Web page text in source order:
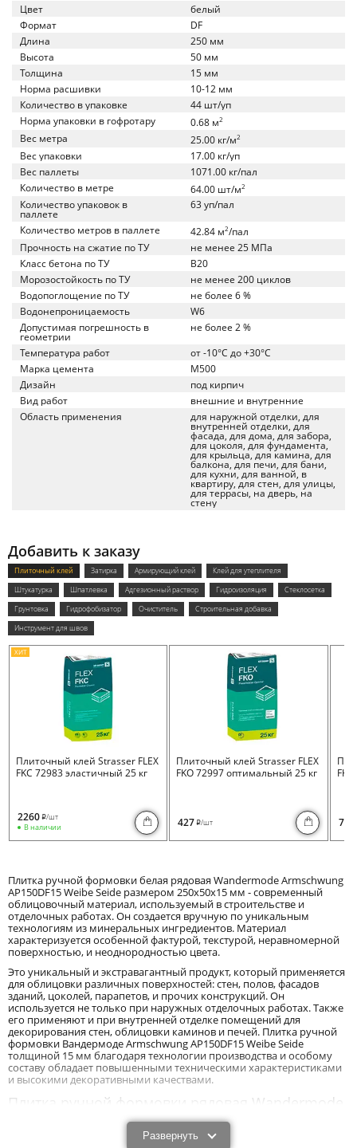
Цвет
белый
Формат
DF
Длина
250 мм
Высота
50 мм
Толщина
15 мм
Норма расшивки
10-12 мм
Количество в упаковке
44 шт/уп
Норма упаковки в гофротару
0.68 м2
Вес метра 25.00 кг/м2
Вес упаковки
17.00 кг/уп
Вес паллеты
1071.00 кг/пал
Количество в метре
64.00 шт/м2
Количество упаковок в
паллете
63 уп/пал
Количество метров в паллете 42.84 м2/пал
Прочность на сжатие по ТУ
не менее 25 МПа
Класс бетона по ТУ
B20
Морозостойкость по ТУ
не менее 200 циклов
Водопоглощение по ТУ
не более 6 %
Водонепроницаемость
W6
Допустимая погрешность в
геометрии
не более 2 %
Температура работ
от -10°C до +30°C
Марка цемента
M500
Дизайн
под кирпич
Вид работ
внешние и внутренние
Область применения
для наружной отделки, для
внутренней отделки, для
фасада, для дома, для забора,
для цоколя, для фундамента,
для крыльца, для камина, для
балкона, для печи, для бани,
для кухни, для ванной, в
квартиру, для стен, для улицы,
для террасы, на дверь, на
стену
Добавить к заказу
Плиточный клей Затирка Армирующий клей
Клей для утеплителя
Штукатурка
Шпатлевка Адгезионный раствор Гидроизоляция
Стеклосетка
Грунтовка
Гидрофобизатор Очиститель
Строительная добавка
Инструмент для швов
ХИТ
Плиточный клей Strasser FLEX
FKC 72983 эластичный 25 кг
2260 i/шт
В наличии
Плиточный клей Strasser FLEX
FKO 72997 оптимальный 25 кг
427 i/шт 730
Плитка ручной формовки белая рядовая Wandermode Armschwung
AP150DF15 Weibe Seide размером 250x50x15 мм - современный
облицовочный материал, используемый в строительстве и
отделочных работах. Он создается вручную по уникальным
технологиям из минеральных ингредиентов. Материал
характеризуется особенной фактурой, текстурой, неравномерной
поверхностью, и неоднородностью цвета.
Это уникальный и экстравагантный продукт, который применяется
для облицовки различных поверхностей: стен, полов, фасадов
зданий, цоколей, парапетов, и прочих конструкций. Он
используется не только при наружных отделочных работах. Также
его применяют и при внутренней отделке помещений для
декорирования стен, облицовки каминов и печей. Плитка ручной
формовки Вандермоде Armschwung AP150DF15 Weibe Seide
толщиной 15 мм благодаря технологии производства и особому
составу обладает повышенными техническими характеристиками
и высокими декоративными качествами.
Плитка ручной формовки рядовая Wandermode
Armschwung AP150DF15 Weibe Seide толщиной
15 мм: преимущества и характеристики.
Развернуть